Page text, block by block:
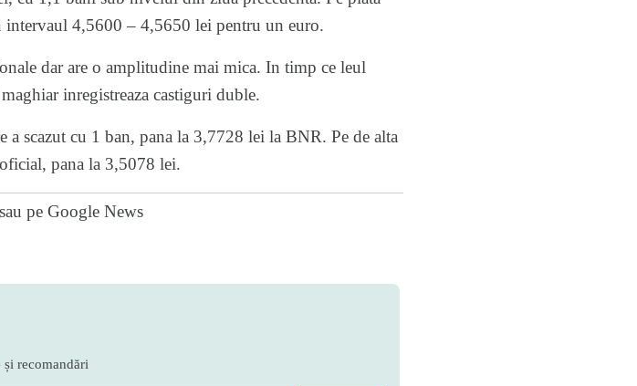
intervaul 4,5600 – 4,5650 lei pentru un euro.
dar are o amplitudine mai mica. In timp ce leul
inregistreaza castiguri duble.
scazut cu 1 ban, pana la 3,7728 lei la BNR. Pe de alta
pana la 3,5078 lei.
sau pe Google News
recomandări